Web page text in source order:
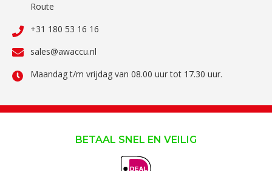
Route
+31 180 53 16 16
sales@awaccu.nl
Maandag t/m vrijdag van 08.00 uur tot 17.30 uur.
BETAAL SNEL EN VEILIG